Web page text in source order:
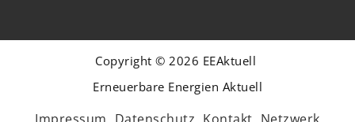
Copyright © 2026 EEAktuell
Erneuerbare Energien Aktuell